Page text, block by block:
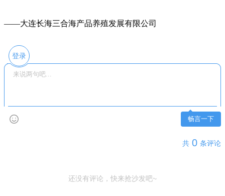
——大连长海三合海产品养殖发展有限公司
登录
畅言一下
共 0 条评论
还没有评论，快来抢沙发吧~